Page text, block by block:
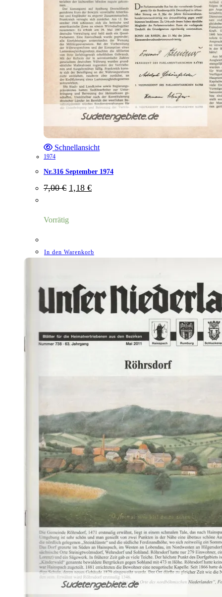
Schnellansicht
1974
Nr.316 September 1974
7,00€ Ursprünglicher
Preis
1,18 €Aktueller
Vorrätig
In den Warenkorb